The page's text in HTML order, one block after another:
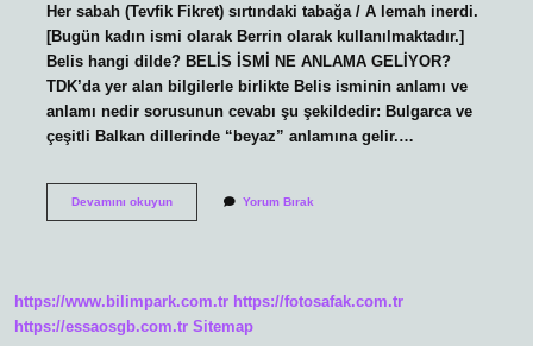
Her sabah (Tevfik Fikret) sırtındaki tabağa / A lemah inerdi.
[Bugün kadın ismi olarak Berrin olarak kullanılmaktadır.]
Belis hangi dilde? BELİS İSMİ NE ANLAMA GELİYOR?
TDK’da yer alan bilgilerle birlikte Belis isminin anlamı ve
anlamı nedir sorusunun cevabı şu şekildedir: Bulgarca ve
çeşitli Balkan dillerinde “beyaz” anlamına gelir.…
Devamını okuyunBeris
Yorum Bırak
https://www.bilimpark.com.tr https://fotosafak.com.tr
https://essaosgb.com.tr Sitemap